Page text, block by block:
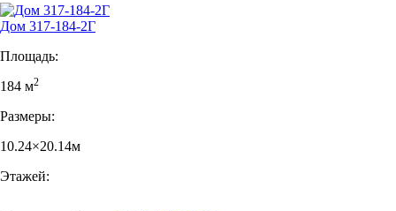
Дом 317-184-2Г
Площадь:
184 м2
Размеры:
10.24×20.14м
Этажей: